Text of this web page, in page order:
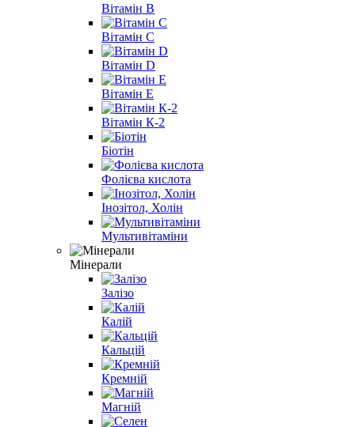
Вітамін B
Вітамін С
Вітамін D
Вітамін E
Вітамін К-2
Біотін
Фолієва кислота
Інозітол, Холін
Мультивітаміни
Мінерали
Залізо
Калій
Кальцій
Кремній
Магній